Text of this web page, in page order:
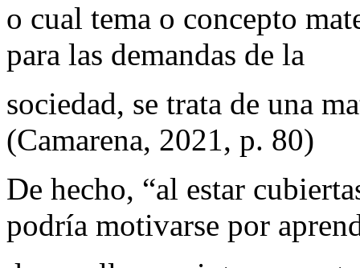
o cual tema o concepto
para las demandas de la
sociedad, se trata de una
(Camarena, 2021, p. 80)
De hecho, “al estar
podría motivarse por